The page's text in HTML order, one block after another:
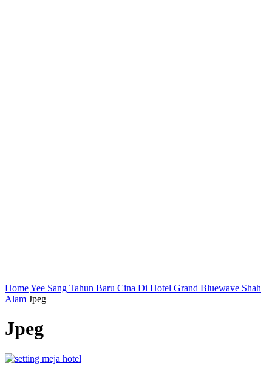
HomeYee Sang Tahun Baru Cina Di Hotel Grand Bluewave Shah
Alam Jpeg
Jpeg